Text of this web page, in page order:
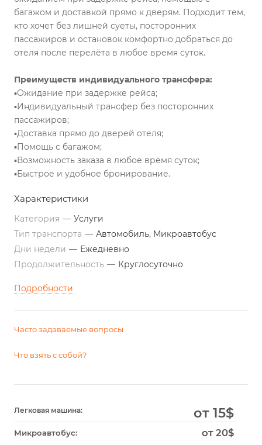
багажом и доставкой прямо к дверям. Подходит тем,
кто хочет без лишней суеты, посторонних
пассажиров и остановок комфортно добраться до
отеля после перелёта в любое время суток.
Преимуществ индивидуального трансфера:
▪️Ожидание при задержке рейса;
▪️Индивидуальный трансфер без посторонних
пассажиров;
▪️Доставка прямо до дверей отеля;
▪️Помощь с багажом;
▪️Возможность заказа в любое время суток;
▪️Быстрое и удобное бронирование.
Характеристики
Категория — Услуги
Тип транспорта — Автомобиль, Микроавтобус
Дни недели — Ежедневно
Продолжительность — Круглосуточно
Подробности
Часто задаваемые вопросы
Что взять с собой?
Легковая машина: от 15$
Микроавтобус: от 20$